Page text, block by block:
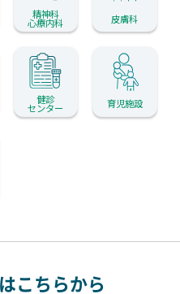
精神科
心療内科 皮膚科
健診
センター 育児施設
こちらから